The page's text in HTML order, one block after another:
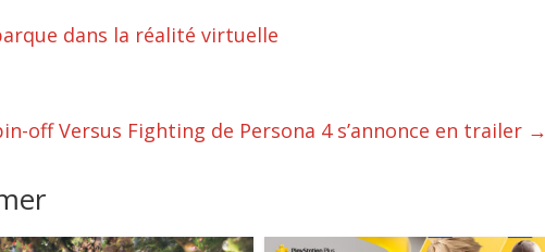
dans la réalité virtuelle
off Versus Fighting de Persona 4 s’annonce en trailer →